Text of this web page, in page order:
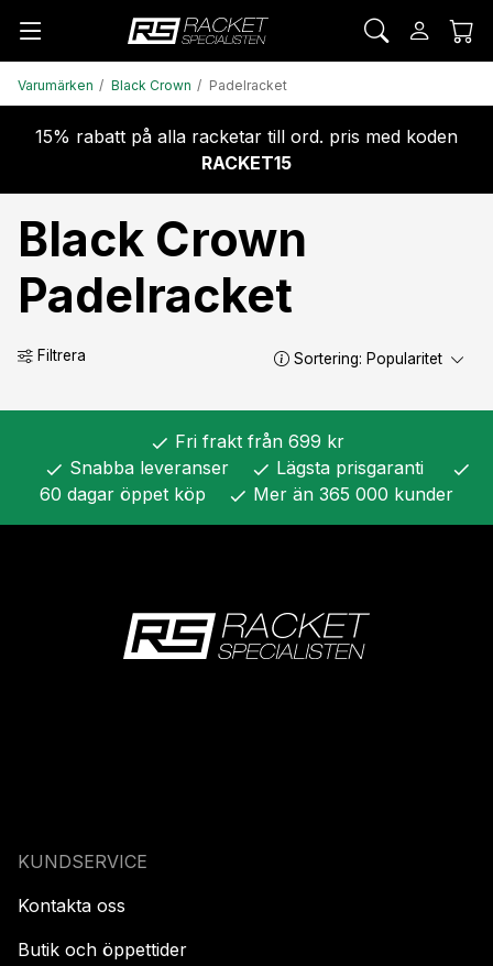
Varumärken Black Crown Padelracket
15% rabatt på alla racketar till ord. pris med koden
RACKET15
Black Crown
Padelracket
Filtrera Sortering: Popularitet
check Fri frakt från 699 kr
check Snabba leveranser check Lägsta prisgaranti check
60 dagar öppet köp check Mer än 365 000 kunder
KUNDSERVICE
Kontakta oss
Butik och öppettider